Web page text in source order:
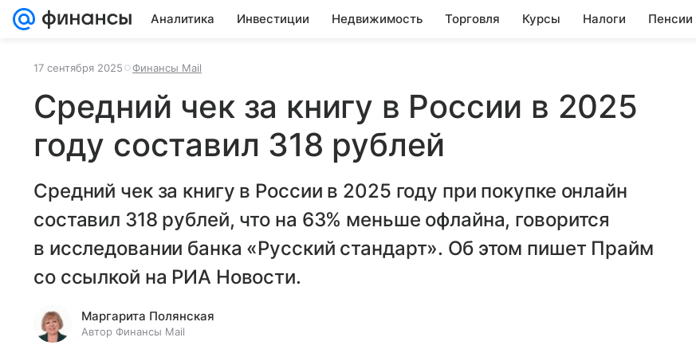
Аналитика Инвестиции Недвижимость Торговля Курсы Налоги Пенсии
17 сентября 2025 Финансы Mail
Средний чек за книгу в России в 2025
году составил 318 рублей
Средний чек за книгу в России в 2025 году при покупке онлайн
составил 318 рублей, что на 63% меньше офлайна, говорится
в исследовании банка «Русский стандарт». Об этом пишет Прайм
со ссылкой на РИА Новости.
Маргарита Полянская
Автор Финансы Mail